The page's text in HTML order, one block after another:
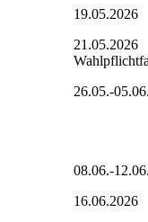
26.05.-
08.06.-